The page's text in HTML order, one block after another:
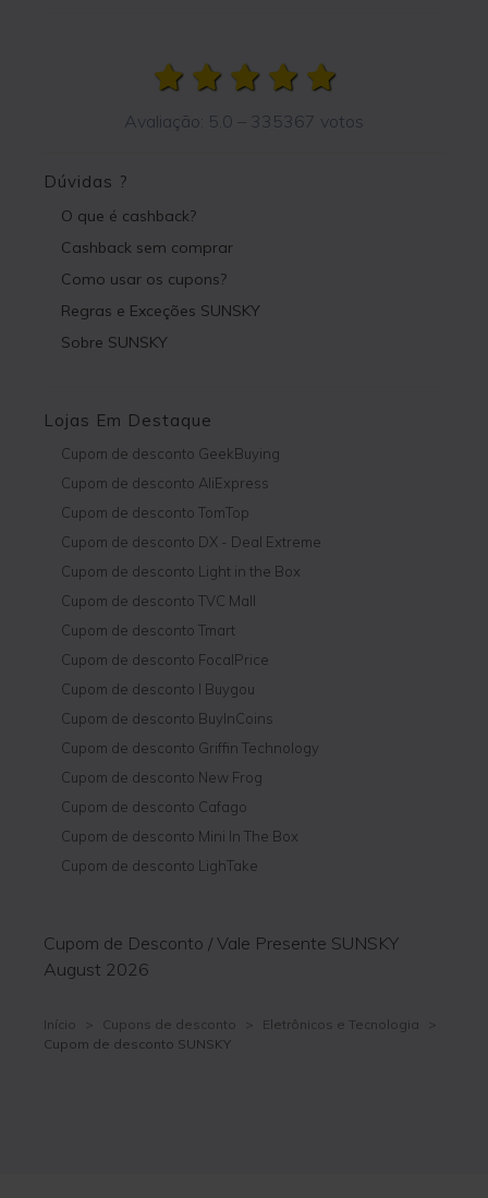
Avaliação: 5.0 – 335367 votos
Dúvidas ?
O que é cashback?
Cashback sem comprar
Como usar os cupons?
Regras e Exceções SUNSKY
Sobre SUNSKY
Lojas Em Destaque
Cupom de desconto GeekBuying
Cupom de desconto AliExpress
Cupom de desconto TomTop
Cupom de desconto DX - Deal Extreme
Cupom de desconto Light in the Box
Cupom de desconto TVC Mall
Cupom de desconto Tmart
Cupom de desconto FocalPrice
Cupom de desconto I Buygou
Cupom de desconto BuyInCoins
Cupom de desconto Griffin Technology
Cupom de desconto New Frog
Cupom de desconto Cafago
Cupom de desconto Mini In The Box
Cupom de desconto LighTake
Cupom de Desconto / Vale Presente SUNSKY
August 2026
Início > Cupons de desconto > Eletrônicos e Tecnologia
>
Cupom de desconto SUNSKY